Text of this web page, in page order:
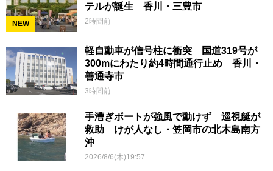
NEW
テルが誕生 香川・三豊市
2時間前
軽自動車が信号柱に衝突 国道319号が
300mにわたり約4時間通行止め 香川・
善通寺市
3時間前
手漕ぎボートが強風で動けず 巡視艇が
救助 けが人なし・笠岡市の北木島南方
沖
2026/8/6(木)19:57